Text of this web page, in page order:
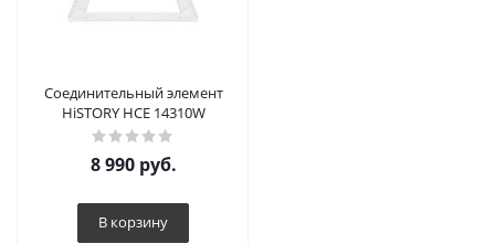
Соединительный элемент
HiSTORY HCE 14310W
8 990руб.
В корзину